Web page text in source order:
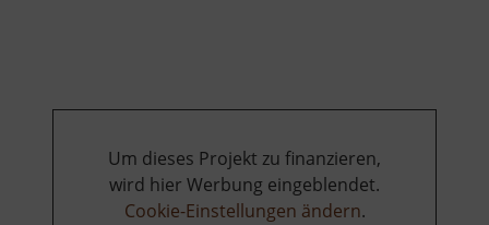
Um dieses Projekt zu finanzieren,
wird hier Werbung eingeblendet.
Cookie-Einstellungen ändern.